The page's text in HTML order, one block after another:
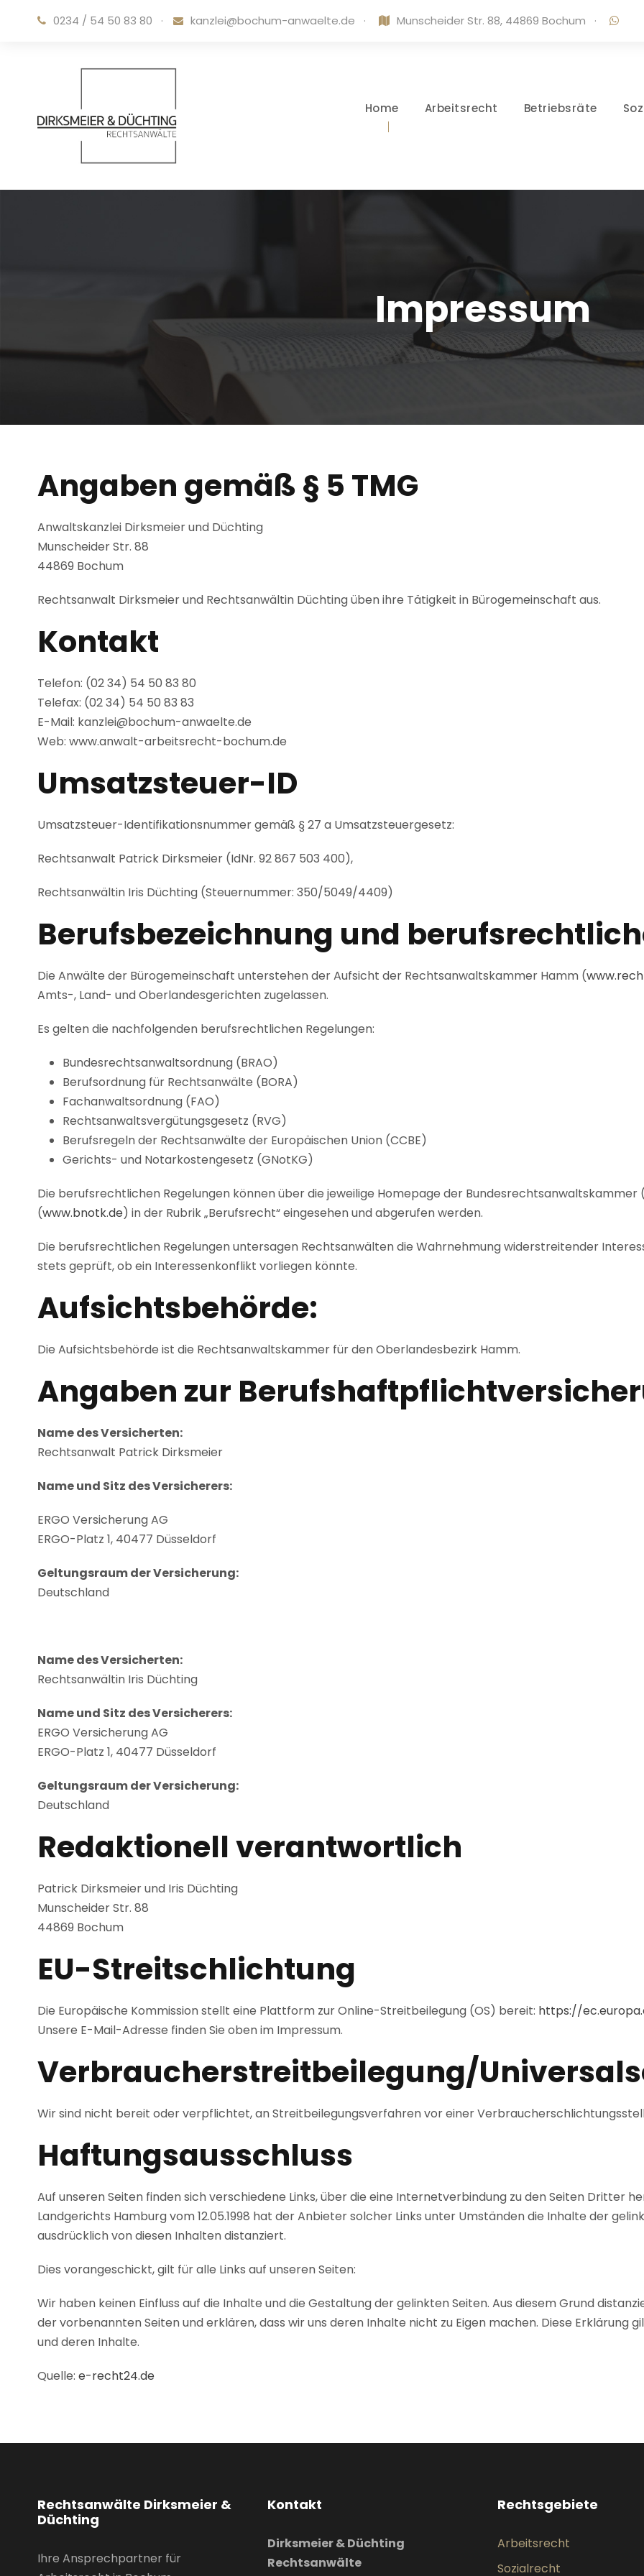
0234 / 54 50 83 80 · kanzlei@bochum-anwaelte.de · Munscheider Str. 88, 44869 Bochum ·
Home Arbeitsrecht Betriebsräte
Impressum
Angaben gemäß § 5 TMG
Anwaltskanzlei Dirksmeier und Düchting
Munscheider Str. 88
44869 Bochum
Rechtsanwalt Dirksmeier und Rechtsanwältin Düchting üben ihre Tätigkeit in Bürogemeinschaft aus.
Kontakt
Telefon: (02 34) 54 50 83 80
Telefax: (02 34) 54 50 83 83
E-Mail: kanzlei@bochum-anwaelte.de
Web: www.anwalt-arbeitsrecht-bochum.de
Umsatzsteuer-ID
Umsatzsteuer-Identifikationsnummer gemäß § 27 a Umsatzsteuergesetz:
Rechtsanwalt Patrick Dirksmeier (IdNr. 92 867 503 400),
Rechtsanwältin Iris Düchting (Steuernummer: 350/5049/4409)
Berufsbezeichnung und
Die Anwälte der Bürogemeinschaft unterstehen der Aufsicht der Rechtsanwaltskammer Hamm (
Amts-, Land- und Oberlandesgerichten zugelassen.
Es gelten die nachfolgenden berufsrechtlichen Regelungen:
Bundesrechtsanwaltsordnung (BRAO)
Berufsordnung für Rechtsanwälte (BORA)
Fachanwaltsordnung (FAO)
Rechtsanwaltsvergütungsgesetz (RVG)
Berufsregeln der Rechtsanwälte der Europäischen Union (CCBE)
Gerichts- und Notarkostengesetz (GNotKG)
Die berufsrechtlichen Regelungen können über die jeweilige Homepage der Bundesrechtsanwaltskammer
(www.bnotk.de) in der Rubrik „Berufsrecht“ eingesehen und abgerufen werden.
Die berufsrechtlichen Regelungen untersagen Rechtsanwälten die Wahrnehmung widerstreitender
stets geprüft, ob ein Interessenkonflikt vorliegen könnte.
Aufsichtsbehörde:
Die Aufsichtsbehörde ist die Rechtsanwaltskammer für den Oberlandesbezirk Hamm.
Angaben zur
Name des Versicherten:
Rechtsanwalt Patrick Dirksmeier
Name und Sitz des Versicherers:
ERGO Versicherung AG
ERGO-Platz 1, 40477 Düsseldorf
Geltungsraum der Versicherung:
Deutschland
Name des Versicherten:
Rechtsanwältin Iris Düchting
Name und Sitz des Versicherers:
ERGO Versicherung AG
ERGO-Platz 1, 40477 Düsseldorf
Geltungsraum der Versicherung:
Deutschland
Redaktionell verantwortlich
Patrick Dirksmeier und Iris Düchting
Munscheider Str. 88
44869 Bochum
EU-Streitschlichtung
Die Europäische Kommission stellt eine Plattform zur Online-Streitbeilegung (OS) bereit: https://
Unsere E-Mail-Adresse finden Sie oben im Impressum.
Verbraucher­streit­beilegung/
Wir sind nicht bereit oder verpflichtet, an Streitbeilegungsverfahren vor einer
Haftungsausschluss
Auf unseren Seiten finden sich verschiedene Links, über die eine Internetverbindung zu den Seiten Dritter
Landgerichts Hamburg vom 12.05.1998 hat der Anbieter solcher Links unter Umständen die Inhalte der
ausdrücklich von diesen Inhalten distanziert.
Dies vorangeschickt, gilt für alle Links auf unseren Seiten:
Wir haben keinen Einfluss auf die Inhalte und die Gestaltung der gelinkten Seiten. Aus diesem Grund
der vorbenannten Seiten und erklären, dass wir uns deren Inhalte nicht zu Eigen machen. Diese Erklärung
und deren Inhalte.
Quelle: e-recht24.de
Rechtsanwälte Dirksmeier &
Düchting
Ihre Ansprechpartner für
Kontakt
Dirksmeier & Düchting
Rechtsanwälte
Rechtsgebiete
Arbeitsrecht
Sozialrecht